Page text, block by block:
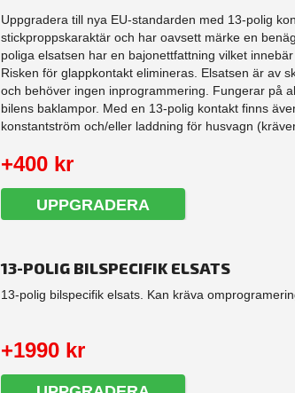
Uppgradera till nya EU-standarden med 13-polig
stickproppskaraktär och har oavsett märke en
poliga elsatsen har en bajonettfattning vilket
Risken för glappkontakt elimineras. Elsatsen är av
och behöver ingen inprogrammering. Fungerar på
bilens baklampor. Med en 13-polig kontakt finns
konstantström och/eller laddning för husvagn
+400 kr
UPPGRADERA
13-POLIG BILSPECIFIK ELSATS
13-polig bilspecifik elsats. Kan kräva
+1990 kr